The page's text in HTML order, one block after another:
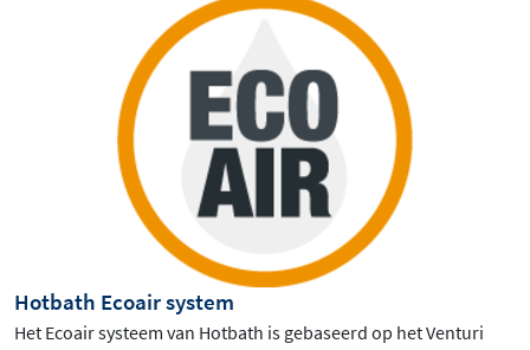
Hotbath Ecoair system
Het Ecoair systeem van Hotbath is gebaseerd op het Venturi